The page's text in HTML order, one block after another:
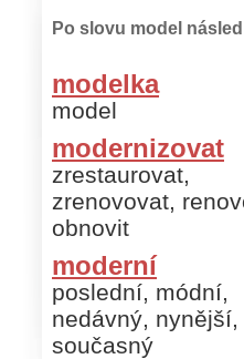
Po slovu model
modelka
model
modernizovat
zrestaurovat,
zrenovovat,
obnovit
moderní
poslední, módní,
nedávný, nynější,
současný